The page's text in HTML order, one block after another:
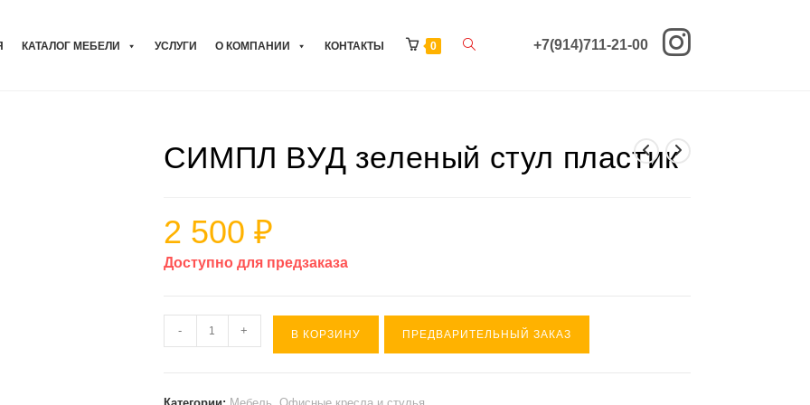
+7(914)711-21-00
КАТАЛОГ МЕБЕЛИ УСЛУГИ О КОМПАНИИ КОНТАКТЫ 0 Переключить
веб-
СИМПЛ ВУД зеленый стул пластик
2 500 ₽
Доступно для предзаказа
Количество
товара
- + В КОРЗИНУ ПРЕДВАРИТЕЛЬНЫЙ ЗАКАЗ